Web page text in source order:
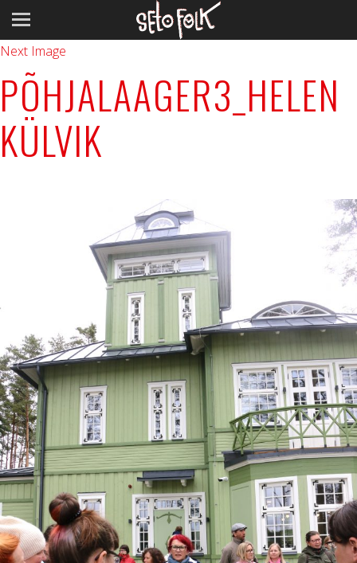
Previous Image
Next Image
PÕHJALAAGER3_HELEN
KÜLVIK